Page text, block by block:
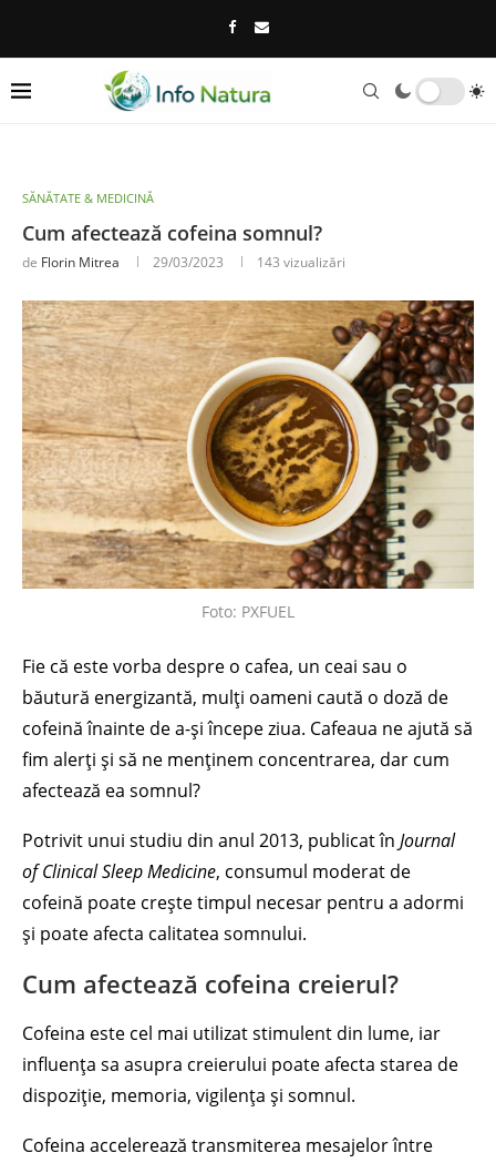
SĂNĂTATE & MEDICINĂ
Cum afectează cofeina somnul?
de Florin Mitrea 29/03/2023 143 vizualizări
Foto: PXFUEL
Fie că este vorba despre o cafea, un ceai sau o
băutură energizantă, mulți oameni caută o doză de
cofeină înainte de a-și începe ziua. Cafeaua ne ajută să
fim alerți și să ne menținem concentrarea, dar cum
afectează ea somnul?
Potrivit unui studiu din anul 2013, publicat în Journal
of Clinical Sleep Medicine, consumul moderat de
cofeină poate crește timpul necesar pentru a adormi
și poate afecta calitatea somnului.
Cum afectează cofeina creierul?
Cofeina este cel mai utilizat stimulent din lume, iar
influența sa asupra creierului poate afecta starea de
dispoziție, memoria, vigilența și somnul.
Cofeina accelerează transmiterea mesajelor între